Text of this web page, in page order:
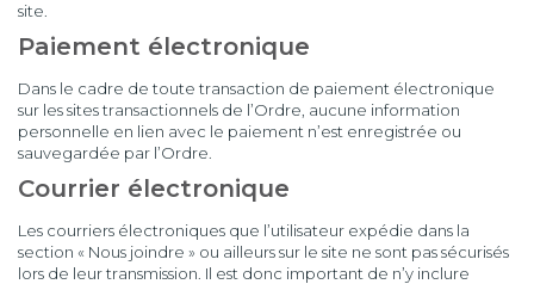
site.
Paiement électronique
Dans le cadre de toute transaction de paiement électronique
sur les sites transactionnels de l’Ordre, aucune information
personnelle en lien avec le paiement n’est enregistrée ou
sauvegardée par l’Ordre.
Courrier électronique
Les courriers électroniques que l’utilisateur expédie dans la
section « Nous joindre » ou ailleurs sur le site ne sont pas sécurisés
lors de leur transmission. Il est donc important de n’y inclure